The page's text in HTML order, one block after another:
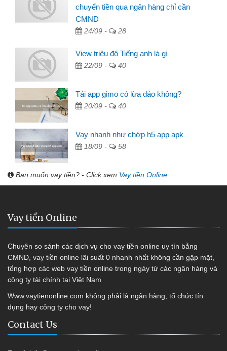
chuyển tiền qua ngân hàng chỉ cần
CMND
24/09 - 28
View triệu đô Tiếng anh là gì
22/09 - 40
Tải app gimo có lừa đảo không?
20/09 - 40
Vay nhanh như chớp h5 app apk
18/09 - 58
Bạn muốn vay tiền? - Click xem Vay tiền Online
Vay tiền Online
Chuyên so sánh các dịch vụ cho vay tiền online uy tín bằng
CMND, vay tiền online lãi suất 0 nhanh nhất không cần gặp mặt,
tổng hợp các web vay tiền online trong ngày từ các ngân hàng và
công ty tài chính tại Việt Nam
Www.vaytienonline.com không phải là ngân hàng, tổ chức tín
dụng hay công ty cho vay!
Contact Us